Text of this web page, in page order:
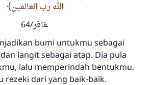
الله رب العالمين
غافر/64
bumi untukmu sebagai
langit sebagai atap. Dia pula
lalu memperindah bentukmu,
rezeki dari yang baik-baik.